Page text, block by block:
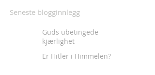
Seneste blogginnlegg
Guds ubetingede
kjærlighet
Er Hitler i Himmelen?